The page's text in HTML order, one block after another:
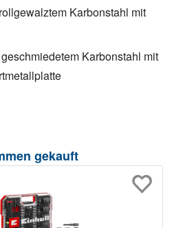
Karbonstahl mit
Karbonstahl mit
gekauft